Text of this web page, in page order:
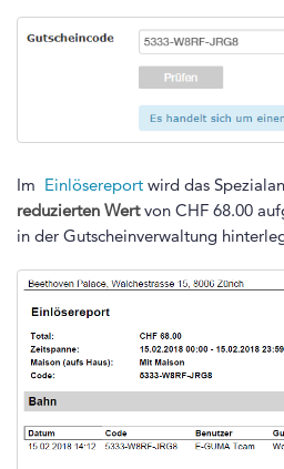
Im Einlösereport wird das
reduzierten Wertvon CHF 68.00
in der Gutscheinverwaltung